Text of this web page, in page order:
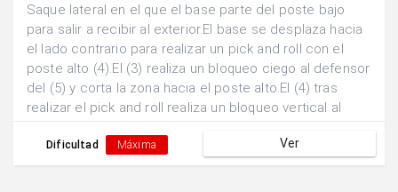
Saque lateral en el que el base parte del poste bajo
para salir a recibir al exterior.El base se desplaza hacia
el lado contrario para realizar un pick and roll con el
poste alto (4).El (3) realiza un bloqueo ciego al defensor
del (5) y corta la zona hacia el poste alto.El (4) tras
realizar el pick and roll realiza un bloqueo vertical al
a)Pase y finalización exterior por parte del (3). b)Pase
interior y finalización 1x1 del (5).
Dificultad Máxima Ver